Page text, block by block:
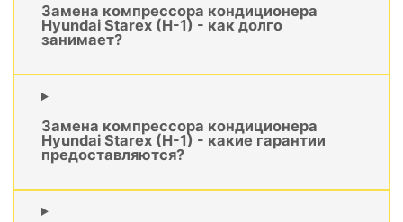
Замена компрессора кондиционера
Hyundai Starex (H-1) - как долго
занимает?
Замена компрессора кондиционера
Hyundai Starex (H-1) - какие гарантии
предоставляются?